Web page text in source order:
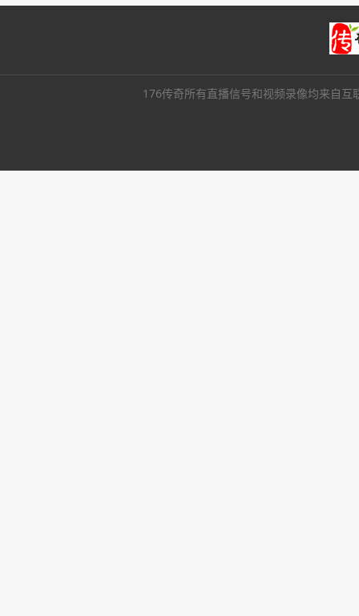
176传奇所有直播信号和视频录像均来自